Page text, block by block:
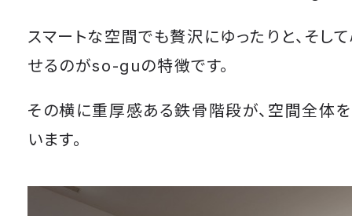
スマートな空間でも贅沢にゆったりと、そし
せるのがso-guの特徴です。
その横に重厚感ある鉄骨階段が、空間全体
います。